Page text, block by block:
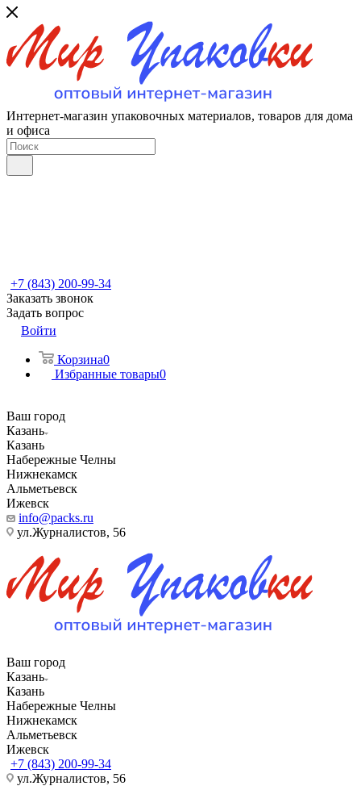
Интернет-магазин упаковочных материалов, товаров для дома
и офиса
+7 (843) 200-99-34
Заказать звонок
Задать вопрос
Войти
Корзина0
Избранные товары0
Ваш город
Казань
Казань
Набережные Челны
Нижнекамск
Альметьевск
Ижевск
info@packs.ru
ул.Журналистов, 56
Ваш город
Казань
Казань
Набережные Челны
Нижнекамск
Альметьевск
Ижевск
+7 (843) 200-99-34
ул.Журналистов, 56